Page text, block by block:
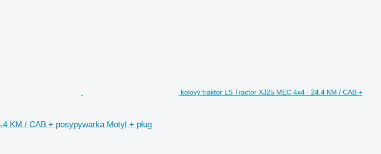
kolový traktor LS Tractor XJ25 MEC 4x4 - 24.4 KM / CAB +
KM / CAB + posypywarka Motyl + pług